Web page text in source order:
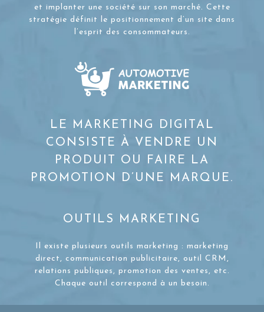
et implanter une société sur son marché. Cette
stratégie définit le positionnement d’un site dans
l’esprit des consommateurs.
LE MARKETING DIGITAL
CONSISTE À VENDRE UN
PRODUIT OU FAIRE LA
PROMOTION D’UNE MARQUE.
OUTILS MARKETING
Il existe plusieurs outils marketing : marketing
direct, communication publicitaire, outil CRM,
relations publiques, promotion des ventes, etc.
Chaque outil correspond à un besoin.